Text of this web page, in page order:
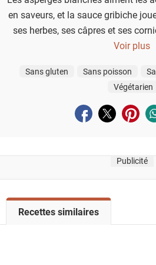
en saveurs, et la sauce gribiche
ses herbes, ses câpres et ses
frais, sans masquer la douceur
Voir plus
Sans gluten Sans poisson
Végétarien
Partager surPartager sur
Publicité
o
Recettes similaires